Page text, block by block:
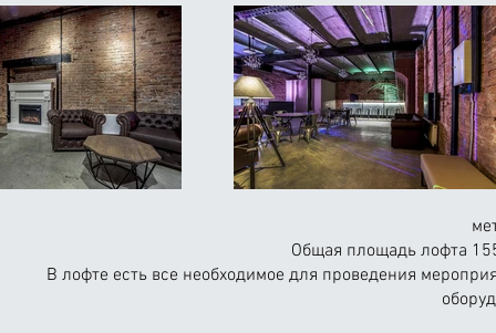
Общая площадь лофта
В лофте есть все необходимое для проведения